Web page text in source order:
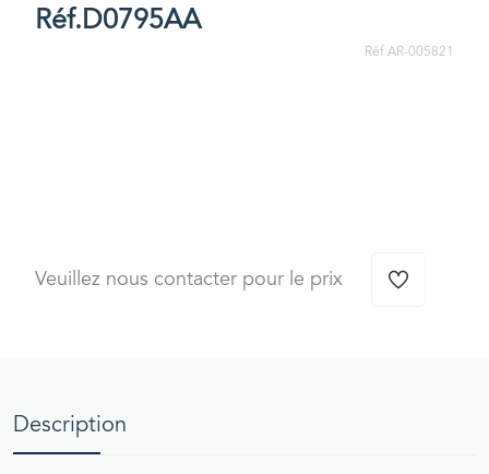
Réf.D0795AA
Réf AR-005821
Veuillez nous contacter pour le prix
Description